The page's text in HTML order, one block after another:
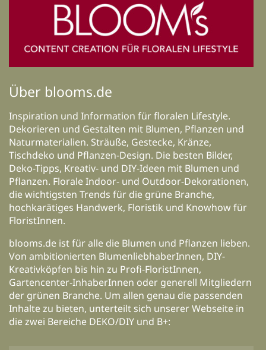
Über blooms.de
Inspiration und Information für floralen Lifestyle.
Dekorieren und Gestalten mit Blumen, Pflanzen und
Naturmaterialien. Sträuße, Gestecke, Kränze,
Tischdeko und Pflanzen-Design. Die besten Bilder,
Deko-Tipps, Kreativ- und DIY-Ideen mit Blumen und
Pflanzen. Florale Indoor- und Outdoor-Dekorationen,
die wichtigsten Trends für die grüne Branche,
hochkarätiges Handwerk, Floristik und Knowhow für
FloristInnen.
blooms.de ist für alle die Blumen und Pflanzen lieben.
Von ambitionierten BlumenliebhaberInnen, DIY-
Kreativköpfen bis hin zu Profi-FloristInnen,
Gartencenter-InhaberInnen oder generell Mitgliedern
der grünen Branche. Um allen genau die passenden
Inhalte zu bieten, unterteilt sich unserer Webseite in
die zwei Bereiche DEKO/DIY und B+: